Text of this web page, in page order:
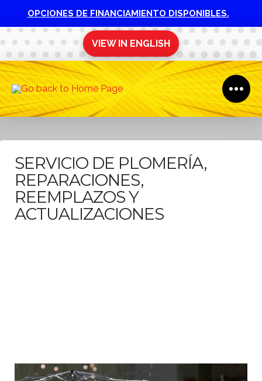
OPCIONES DE FINANCIAMIENTO DISPONIBLES.
VIEW IN ENGLISH
SERVICIO DE PLOMERÍA,
REPARACIONES,
REEMPLAZOS Y
ACTUALIZACIONES